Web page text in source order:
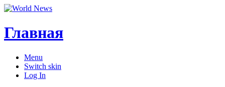
Главная
Menu
Switch skin
Log In